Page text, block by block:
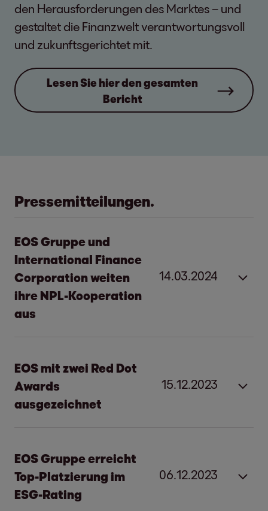
den Herausforderungen des Marktes – und
gestaltet die Finanzwelt verantwortungsvoll
und zukunftsgerichtet mit.
Lesen Sie hier den gesamten
Bericht
Pressemitteilungen.
EOS Gruppe und
International Finance
Corporation weiten
ihre NPL-Kooperation
aus
14.03.2024
EOS Gruppe und International
Finance Corporation weiten ihre
NPL-Kooperation aus
Neue Plattform mit einem Zielvolumen
von 275 Millionen Euro für den Kauf und
die Abwicklung notleidender Kredite
EOS mit zwei Red Dot
Awards
ausgezeichnet
15.12.2023
EOS mit zwei Red Dot Awards
ausgezeichnet
Hamburg, 15. Dezember 2023
EOS Gruppe erreicht
Top-Platzierung im
ESG-Rating
06.12.2023